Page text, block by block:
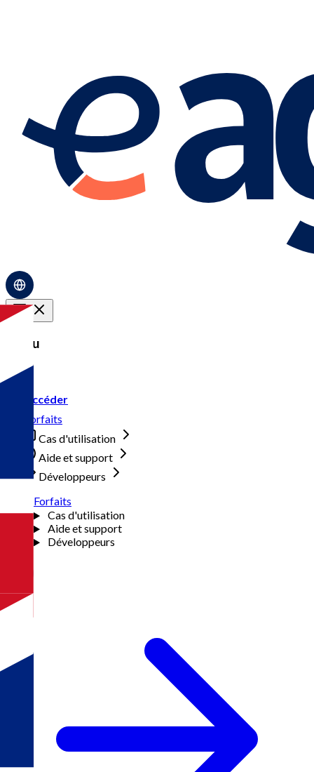
Menu
Accéder
Forfaits
Cas d'utilisation
Aide et support
Développeurs
Forfaits
Cas d'utilisation
Aide et support
Développeurs